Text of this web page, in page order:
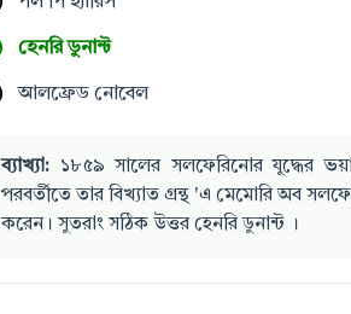
হেনরি ডুনান্ট
আলফ্রেড নোবেল
ব্যাখ্যা: ১৮৫৯ সালের সলফেরিনোর যুদ্ধের
পরবর্তীতে তার বিখ্যাত গ্রন্থ 'এ মেমোরি অব
করেন। সুতরাং সঠিক উত্তর হেনরি ডুনান্ট ।